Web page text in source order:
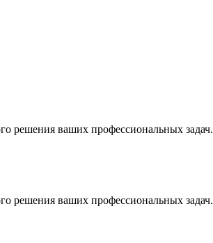
решения ваших профессиональных задач.
решения ваших профессиональных задач.